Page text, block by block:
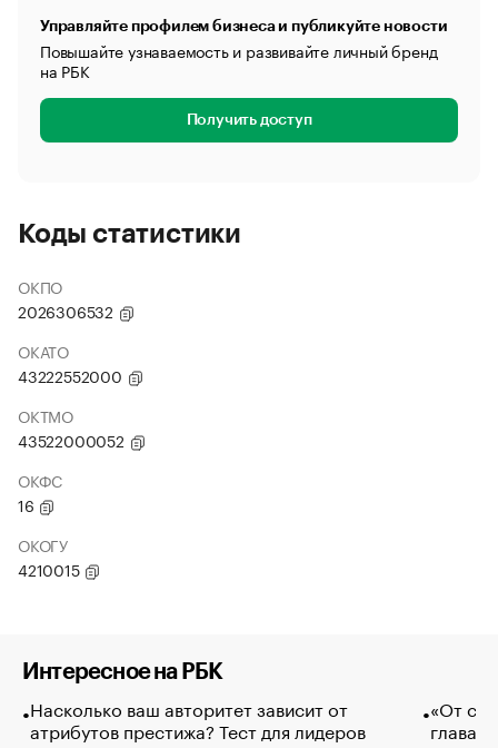
Управляйте профилем бизнеса и публикуйте новости
Повышайте узнаваемость и развивайте личный бренд
на РБК
Получить доступ
Коды статистики
ОКПО
2026306532
ОКАТО
43222552000
ОКТМО
43522000052
ОКФС
16
ОКОГУ
4210015
Интересное на РБК
Насколько ваш авторитет зависит от
атрибутов престижа? Тест для лидеров
«От
глава